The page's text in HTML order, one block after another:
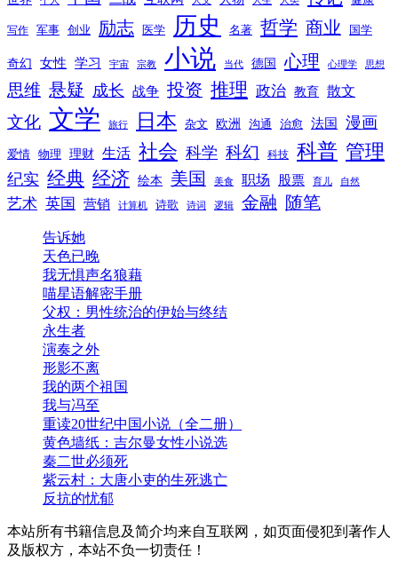
写作 军事 创业 励志 医学 历史 名著 哲学 商业 国学
奇幻 女性 学习 宇宙 宗教 小说 当代 德国 心理 心理学 思想
思维 悬疑 成长 战争 投资 推理 政治 教育 散文
文化 文学 旅行 日本 杂文 欧洲 沟通 治愈 法国 漫画
爱情 物理 理财 生活 社会 科学 科幻 科技 科普 管理
纪实 经典 经济 绘本 美国 美食 职场 股票 育儿 自然
艺术 英国 营销 计算机 诗歌 诗词 逻辑 金融 随笔
告诉她
天色已晚
我无惧声名狼藉
喵星语解密手册
父权：男性统治的伊始与终结
永生者
演奏之外
形影不离
我的两个祖国
我与冯至
重读20世纪中国小说（全二册）
黄色墙纸：吉尔曼女性小说选
秦二世必须死
紫云村：大唐小吏的生死逃亡
反抗的忧郁
本站所有书籍信息及简介均来自互联网，如页面侵犯到著作人
及版权方，本站不负一切责任！